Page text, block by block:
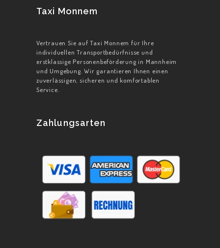
Taxi Monnem
Vertrauen Sie auf Taxi Monnem für Ihre
individuellen Transportbedürfnisse und
erstklassige Personenbeförderung in Mannheim
und Umgebung. Wir garantieren Ihnen einen
zuverlässigen, sicheren und komfortablen
Service.
Zahlungsarten